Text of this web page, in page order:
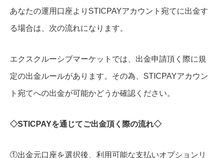
あなたの運用口座よりSTICPAYアカウント宛てに出金す
る場合は、次の流れになります。
エクスクルーシブマーケットでは、出金申請頂く際に規
定の出金ルールがあります。その為、STICPAYアカウン
ト宛てへの出金が可能かどうか確認ください。
◇STICPAYを通じてご出金頂く際の流れ◇
①出金元口座を選択後、利用可能な支払いオプションリ